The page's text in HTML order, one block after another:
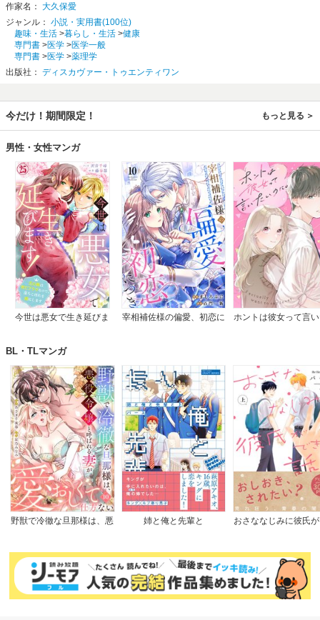
っていた笑顔を取り戻すことができるでしょう。
「夏バテ」は「心バテ」にも注意！
７、８、９月の食薬プログラムを紹介！
◆７月……熱を冷まし、心のエネルギーを満タンに
１週目→ココナッツオイル&ハト麦茶
◆8月……強い紫外線による「サビ」から心を守る
１週目→青魚&カレーパウダー
etc.
◆９月……乾いた心と腸にうるおいをチャージ
１週目→海藻&たまご
２週目→リンゴ&きな粉
etc.
作家名： 大久保愛
ジャンル： 小説・実用書(100位)
趣味・生活 >暮らし・生活 >健康
専門書 >医学 >医学一般
専門書 >医学 >薬理学
出版社： ディスカヴァー・トゥエンティワン
今だけ！期間限定！ もっと見る
男性・女性マンガ
今世は悪女で生き延びま
します～
宰相補佐様の偏愛、初恋に
ホントは彼女って言
BL・TLマンガ
野獣で冷徹な旦那様は、悪
姉と俺と先輩と
おさななじみに彼氏